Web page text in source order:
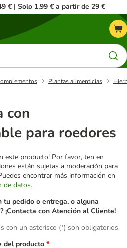
€ | Solo 1,99 € a partir de 29 €
Plantas alimenticias
con
para roedores
este producto! Por favor, ten en
están sujetas a moderación para
encontrar más información en
de datos.
tu pedido o entrega, o alguna
¡Contacta con Atención al Cliente!
con un asterisco (*) son obligatorios.
del producto *